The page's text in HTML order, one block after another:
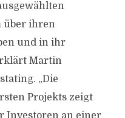
über ihren
und in ihr
Martin
„Die
Projekts zeigt
Investoren an einer